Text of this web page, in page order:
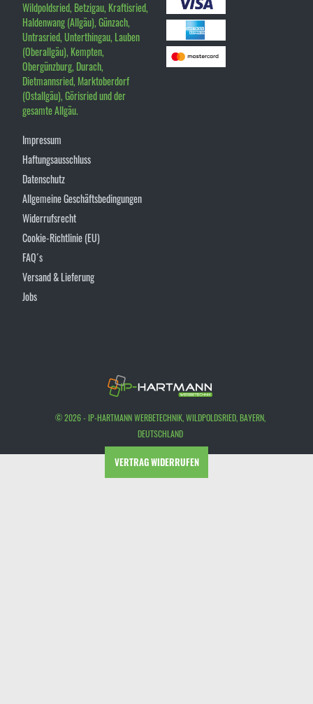
Wildpoldsried, Betzigau, Kraftisried,
Haldenwang (Allgäu), Günzach,
Untrasried, Unterthingau, Lauben
(Oberallgäu), Kempten,
Obergünzburg, Durach,
Dietmannsried, Marktoberdorf
(Ostallgäu), Görisried und der
gesamte Allgäu.
Impressum
Haftungsausschluss
Datenschutz
Allgemeine Geschäftsbedingungen
Widerrufsrecht
Cookie-Richtlinie (EU)
FAQ´s
Versand & Lieferung
Jobs
© 2026 - IP-HARTMANN WERBETECHNIK, WILDPOLDSRIED, BAYERN,
DEUTSCHLAND
VERTRAG WIDERRUFEN